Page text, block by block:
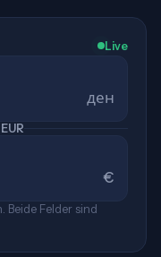
Live
ден
€
Beide Felder sind